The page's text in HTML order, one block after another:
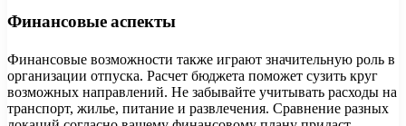
Финансовые аспекты
Финансовые возможности также играют значительную роль в
организации отпуска. Расчет бюджета поможет сузить круг
возможных направлений. Не забывайте учитывать расходы на
транспорт, жилье, питание и развлечения. Сравнение разных